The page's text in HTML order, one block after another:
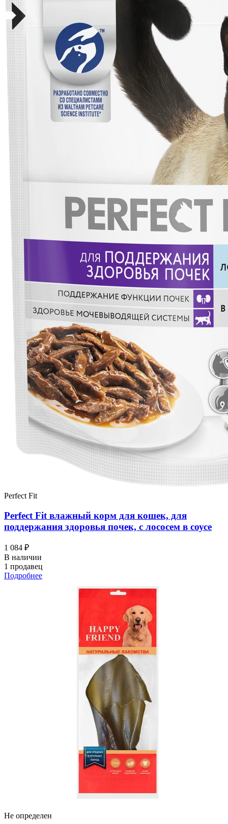
Perfect Fit
Perfect Fit влажный корм для кошек, для
поддержания здоровья почек, с лососем в соусе
1 084 ₽
В наличии
1 продавец
Подробнее
Не определен